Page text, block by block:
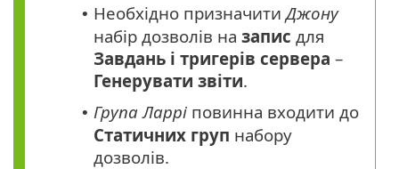
• Необхідно призначитиДжону
набір дозволів на запис для
Завдань і тригерів сервера –
Генерувати звіти.
• Група Ларрі повинна входити до
Статичних груп набору
дозволів.